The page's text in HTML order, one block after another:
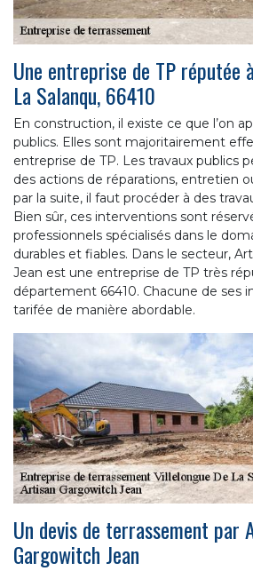
Une entreprise de TP réputée
La Salanqu, 66410
En construction, il existe ce que l’on
publics. Elles sont majoritairement
entreprise de TP. Les travaux publics
des actions de réparations, entretien
par la suite, il faut procéder à des
Bien sûr, ces interventions sont
professionnels spécialisés dans le
durables et fiables. Dans le secteur,
Jean est une entreprise de TP très
département 66410. Chacune de ses
tarifée de manière abordable.
Un devis de terrassement par
Gargowitch Jean